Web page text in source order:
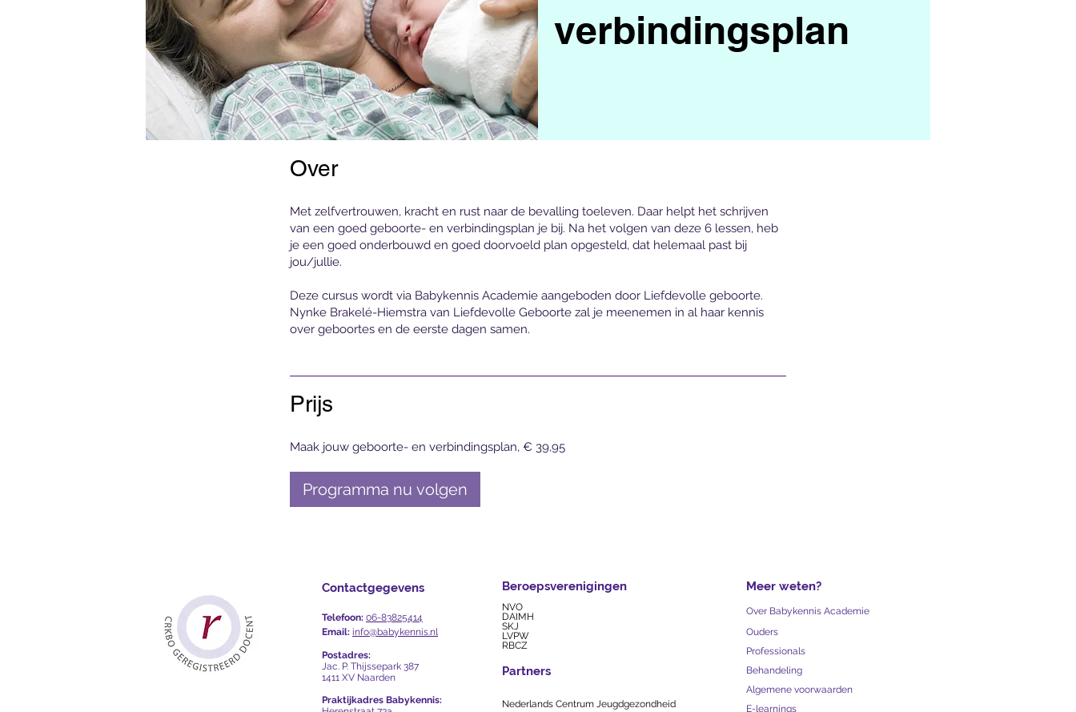
verbindingsplan
Over
Met zelfvertrouwen, kracht en rust naar de bevalling toeleven. Daar helpt het schrijven
van een goed geboorte- en verbindingsplan je bij. Na het volgen van deze 6 lessen, heb
je een goed onderbouwd en goed doorvoeld plan opgesteld, dat helemaal past bij
jou/jullie.
Deze cursus wordt via Babykennis Academie aangeboden door Liefdevolle geboorte.
Nynke Brakelé-Hiemstra van Liefdevolle Geboorte zal je meenemen in al haar kennis
over geboortes en de eerste dagen samen.
Prijs
Maak jouw geboorte- en verbindingsplan, € 39,95
Programma nu volgen
Contactgegevens
Telefoon: 06-83825414
Email: info@babykennis.nl
Postadres:
Jac. P. Thijssepark 387
1411 XV Naarden
Praktijkadres Babykennis:
Beroepsverenigingen
NVO
DAIMH
SKJ
LVPW
RBCZ
Partners
Nederlands Centrum Jeugdgezondheid
Meer weten?
Over Babykennis Academie
Ouders
Professionals
Behandeling
Algemene voorwaarden
E-learnings